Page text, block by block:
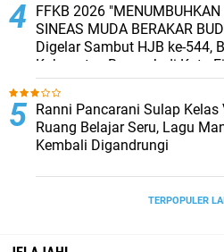
FFKB 2026 "MENUMBUHKAN
SINEAS MUDA BERAKAR
Digelar Sambut HJB ke-544,
Kabupaten Bogor Jadi Kota
Ranni Pancarani Sulap Kelas
Ruang Belajar Seru, Lagu
Kembali Digandrungi
TERPOPULER